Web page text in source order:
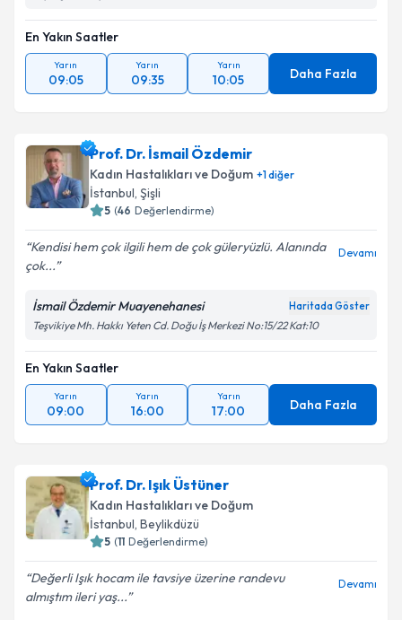
En Yakın Saatler
Yarın
09:05
Yarın
09:35
Yarın
10:05 Daha Fazla
Prof. Dr. İsmail Özdemir
Kadın Hastalıkları ve Doğum +1diğer
İstanbul, Şişli
5 (46 Değerlendirme)
Kendisi hem çok ilgili hem de çok güleryüzlü. Alanında
çok...
Devamı
İsmail Özdemir Muayenehanesi Haritada Göster
Teşvikiye Mh. Hakkı Yeten Cd. Doğu İş Merkezi No:15/22 Kat:10
En Yakın Saatler
Yarın
09:00
Yarın
16:00
Yarın
17:00 Daha Fazla
Prof. Dr. Işık Üstüner
Kadın Hastalıkları ve Doğum
İstanbul, Beylikdüzü
5 (11 Değerlendirme)
Değerli Işık hocam ile tavsiye üzerine randevu
almıştım ileri yaş...
Devamı